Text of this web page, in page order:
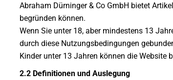
Abraham Dürninger & Co GmbH bietet
begründen können.
Wenn Sie unter 18, aber mindestens 13
durch diese Nutzungsbedingungen
Kinder unter 13 Jahren können die Website
2.2 Definitionen und Auslegung